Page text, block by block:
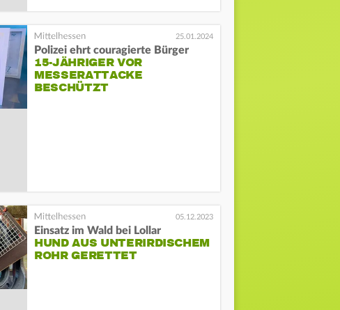
25.01.2024
Polizei ehrt couragierte Bürger
15-JÄHRIGER VOR
MESSERATTACKE
BESCHÜTZT
05.12.2023
Einsatz im Wald bei Lollar
HUND AUS UNTERIRDISCHEM
ROHR GERETTET